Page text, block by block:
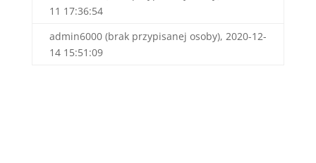
11 17:36:54
admin6000 (brak przypisanej osoby), 2020-12-
14 15:51:09